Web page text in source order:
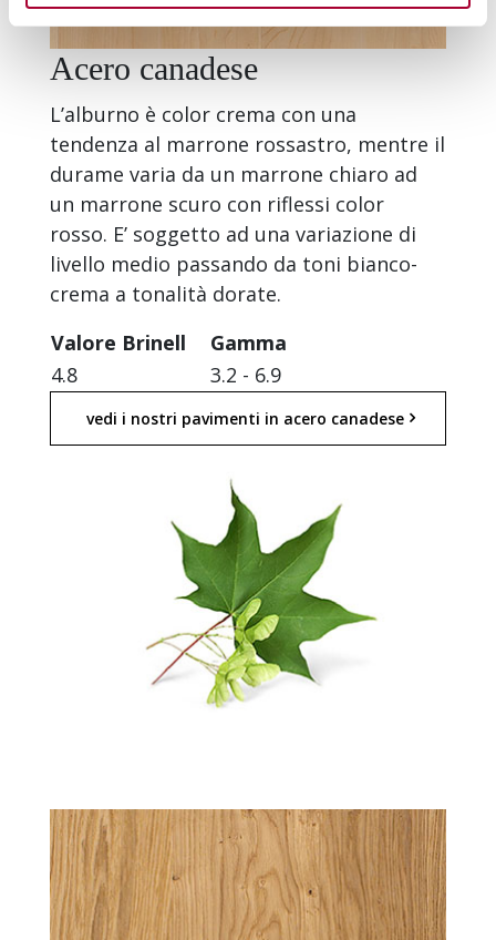
Acero canadese
L’alburno è color crema con una
tendenza al marrone rossastro, mentre il
durame varia da un marrone chiaro ad
un marrone scuro con riflessi color
rosso. E’ soggetto ad una variazione di
livello medio passando da toni bianco-
crema a tonalità dorate.
Valore Brinell
Gamma
4.8
3.2 - 6.9
vedi i nostri pavimenti in acero canadese